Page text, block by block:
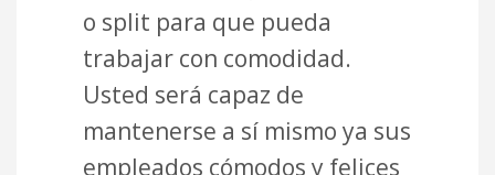
o split para que pueda
trabajar con comodidad.
Usted será capaz de
mantenerse a sí mismo ya sus
empleados cómodos y felices